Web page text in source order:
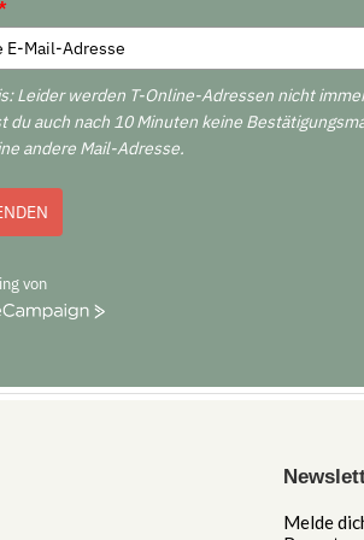
Leider werden T-Online-Adressen nicht
du auch nach 10 Minuten keine
andere Mail-Adresse.
von
Melde